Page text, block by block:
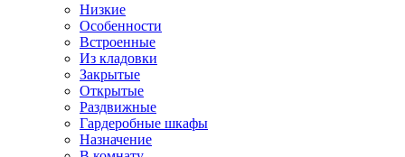
Низкие
Особенности
Встроенные
Из кладовки
Закрытые
Открытые
Раздвижные
Гардеробные шкафы
Назначение